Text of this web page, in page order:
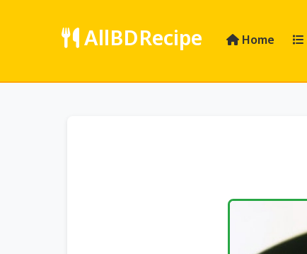
AllBDRecipe Home